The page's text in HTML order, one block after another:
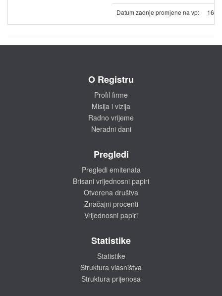
Datum zadnje promjene na vp:
O Registru
Profil firme
Misija i vizija
Radno vrijeme
Neradni dani
Pregledi
Pregledi emitenata
Brisani vrijednosni papiri
Otvorena društva
Značajni procenti
Vrijednosni papiri
Statistike
Statistike
Struktura vlasništva
Struktura prijenosa